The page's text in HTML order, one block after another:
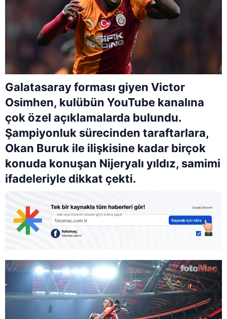
Galatasaray forması giyen Victor
Osimhen, kulübün YouTube kanalına
çok özel açıklamalarda bulundu.
Şampiyonluk sürecinden taraftarlara,
Okan Buruk ile ilişkisine kadar birçok
konuda konuşan Nijeryalı yıldız, samimi
ifadeleriyle dikkat çekti.